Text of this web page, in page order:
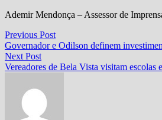
Ademir Mendonça – Assessor de
Navegação
de
Post
Previous PostPrevious
post:
Governador e Odilson definem
Next PostNext
post:
Vereadores de Bela Vista visitam escolas